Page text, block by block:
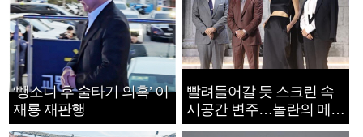
‘뺑소니 후 술타기 의혹’ 이
재룡 재판행
빨려들어갈 듯 스크린 속
시공간 변주…놀란의 메시
지는 ‘전쟁 속죄’